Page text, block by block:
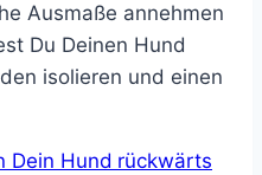
Ausmaße annehmen
Du Deinen Hund
isolieren und einen
Dein Hund rückwärts